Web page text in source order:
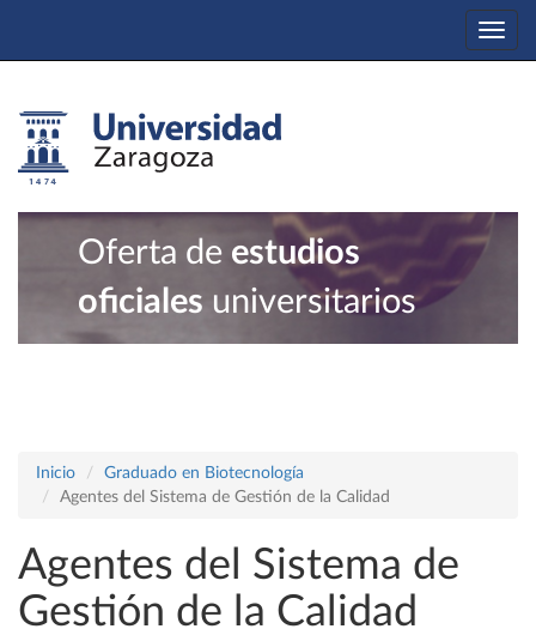
Oferta de estudios
oficiales universitarios
Inicio
Graduado en Biotecnología
Agentes del Sistema de Gestión de la Calidad
Agentes del Sistema de
Gestión de la Calidad